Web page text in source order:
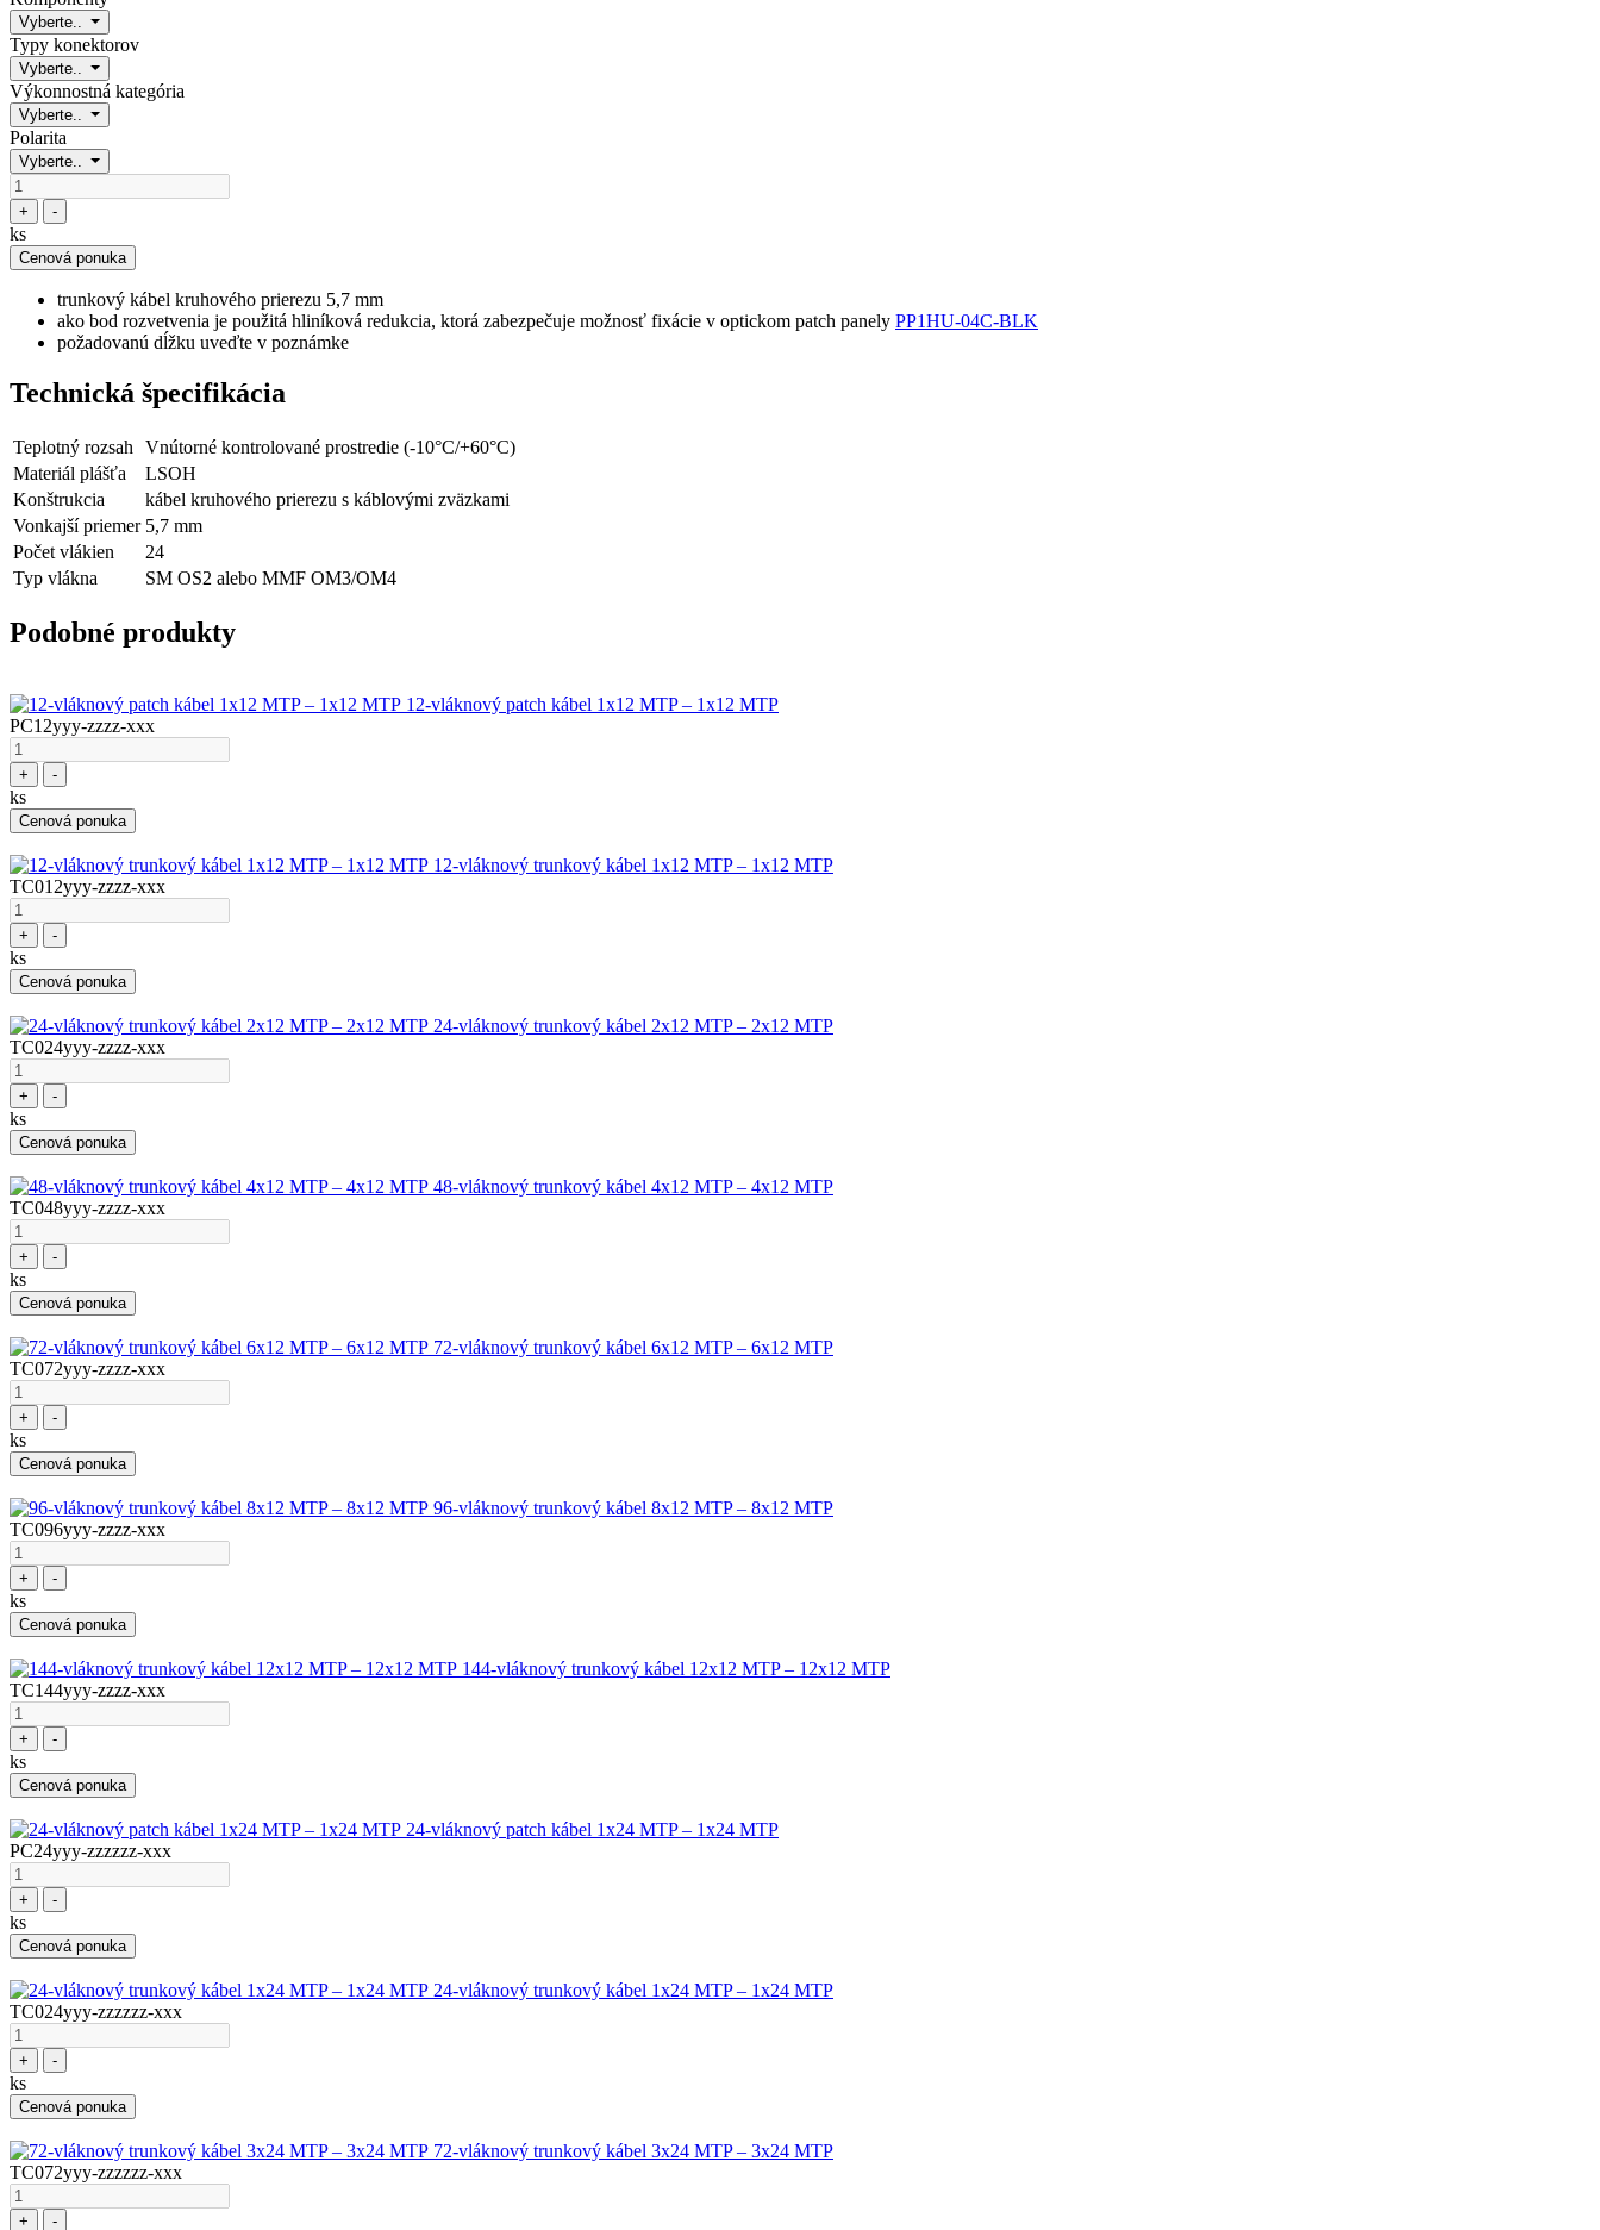
Vyberte..
Typy konektorov
Vyberte..
Výkonnostná kategória
Vyberte..
Polarita
Vyberte..
+ -
ks
Cenová ponuka
trunkový kábel kruhového prierezu 5,7 mm
ako bod rozvetvenia je použitá hliníková redukcia, ktorá zabezpečuje možnosť fixácie v optickom patch panely PP1HU-04C-BLK
požadovanú dĺžku uveďte v poznámke
Technická špecifikácia
Teplotný rozsah
Vnútorné kontrolované prostredie (-10°C/+60°C)
Materiál plášťa
LSOH
Konštrukcia
kábel kruhového prierezu s káblovými zväzkami
Vonkajší priemer 5,7 mm
Počet vlákien
24
Typ vlákna
SM OS2 alebo MMF OM3/OM4
Podobné produkty
12-vláknový patch kábel 1x12 MTP – 1x12 MTP
PC12yyy-zzzz-xxx
+ -
ks
Cenová ponuka
12-vláknový trunkový kábel 1x12 MTP – 1x12 MTP
TC012yyy-zzzz-xxx
+ -
ks
Cenová ponuka
24-vláknový trunkový kábel 2x12 MTP – 2x12 MTP
TC024yyy-zzzz-xxx
+ -
ks
Cenová ponuka
48-vláknový trunkový kábel 4x12 MTP – 4x12 MTP
TC048yyy-zzzz-xxx
+ -
ks
Cenová ponuka
72-vláknový trunkový kábel 6x12 MTP – 6x12 MTP
TC072yyy-zzzz-xxx
+ -
ks
Cenová ponuka
96-vláknový trunkový kábel 8x12 MTP – 8x12 MTP
TC096yyy-zzzz-xxx
+ -
ks
Cenová ponuka
144-vláknový trunkový kábel 12x12 MTP – 12x12 MTP
TC144yyy-zzzz-xxx
+ -
ks
Cenová ponuka
24-vláknový patch kábel 1x24 MTP – 1x24 MTP
PC24yyy-zzzzzz-xxx
+ -
ks
Cenová ponuka
24-vláknový trunkový kábel 1x24 MTP – 1x24 MTP
TC024yyy-zzzzzz-xxx
+ -
ks
Cenová ponuka
72-vláknový trunkový kábel 3x24 MTP – 3x24 MTP
TC072yyy-zzzzzz-xxx
+ -